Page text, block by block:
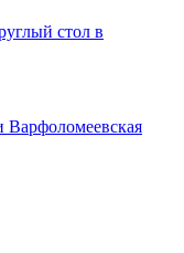
стол в
Варфоломеевская